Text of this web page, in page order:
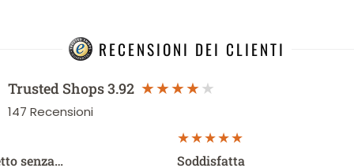
RECENSIONI DEI CLIENTI
Trusted Shops3.92
147 Recensioni
senza… Soddisfatta